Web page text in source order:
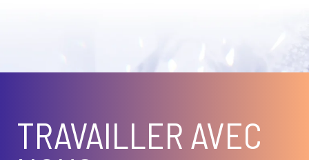
TRAVAILLER AVEC